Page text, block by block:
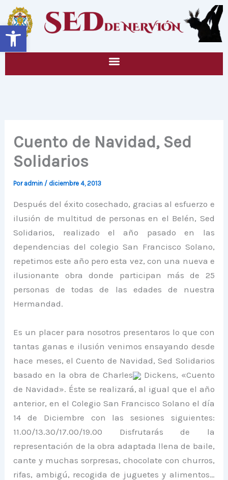
Abrir barra de herramientas
contenido
Cuento de Navidad, Sed
Solidarios
Por admin / diciembre 4, 2013
Después del éxito cosechado, gracias al esfuerzo e
ilusión de multitud de personas en el Belén, Sed
Solidarios, realizado el año pasado en las
dependencias del colegio San Francisco Solano,
repetimos este año pero esta vez, con una nueva e
ilusionante obra donde participan más de 25
personas de todas de las edades de nuestra
Hermandad.
Es un placer para nosotros presentaros lo que con
tantas ganas e ilusión venimos ensayando desde
hace meses, el Cuento de Navidad, Sed Solidarios
basado en la obra de Charles
Dickens, «Cuento
de Navidad». Éste se realizará, al igual que el año
anterior, en el Colegio San Francisco Solano el día
14 de Diciembre con las sesiones siguientes:
11.00/13.30/17.00/19.00 Disfrutarás de la
representación de la obra adaptada llena de baile,
cante y muchas sorpresas, chocolate con churros,
rifas, ambigú, recogida de juguetes y alimentos…